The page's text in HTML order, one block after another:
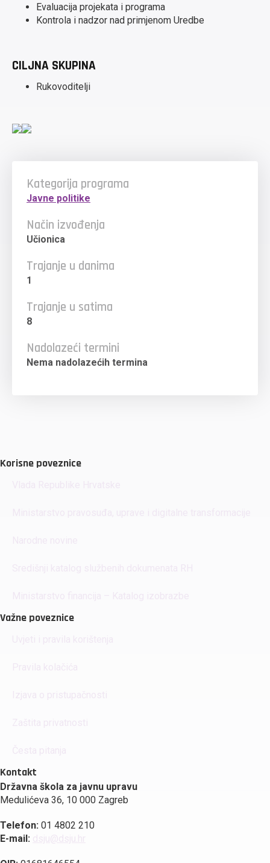
Kategorija programa
Javne politike
Način izvođenja
Učionica
Trajanje u danima
1
Trajanje u satima
8
Nadolazeći termini
Nema nadolazećih termina
Evaluacija projekata i programa
Kontrola i nadzor nad primjenom Uredbe
CILJNA SKUPINA
Rukovoditelji
Korisne poveznice
Važne poveznice
Kontakt
Državna škola za javnu upravu
Medulićeva 36, 10 000 Zagreb
Telefon: 01 4802 210
E-mail: